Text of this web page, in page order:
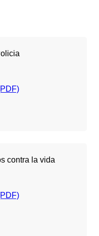
contra la vida